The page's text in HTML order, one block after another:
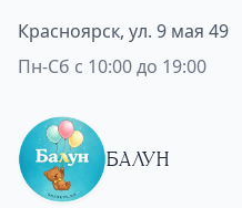
Красноярск, ул. 9 мая 49
Пн-Сб с 10:00 до 19:00
БАЛУН